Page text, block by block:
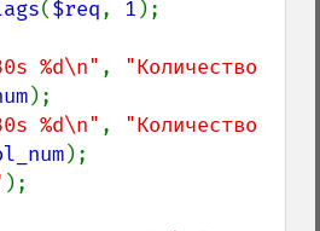
($req, 1 );
%d\n" , "Количество
);
%d\n" , "Количество
);
);